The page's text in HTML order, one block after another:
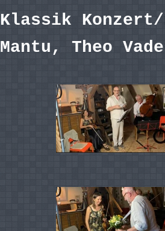
Klassik
Mantu, Theo